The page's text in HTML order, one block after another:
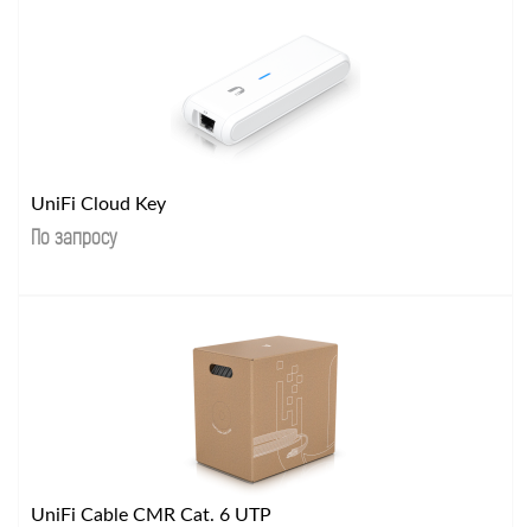
UniFi Cloud Key
По запросу
UniFi Cable CMR Cat. 6 UTP